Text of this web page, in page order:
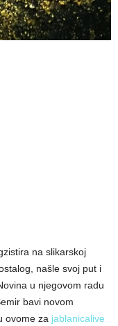
na slikarskoj
našle svoj put i
u njegovom radu
bavi novom
ovome za jablanicalive